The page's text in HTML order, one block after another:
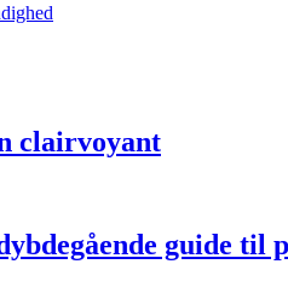
clairvoyant
guide til